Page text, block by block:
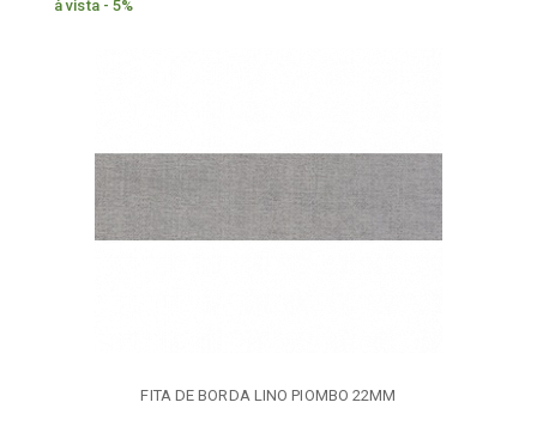
à vista - 5%
FITA DE BORDA LINO PIOMBO 22MM